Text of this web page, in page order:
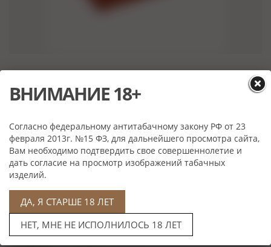
Цена: 43 500 руб
Артикул: H03-Piuma
Характеристики
Вместимость: 40 сигар
Производитель: GENTILI, Италия
ВНИМАНИЕ 18+
Согласно федеральному антитабачному закону РФ от 23
февраля 2013г. №15 ФЗ, для дальнейшего просмотра сайта,
Вам необходимо подтвердить свое совершеннолетие и
дать согласие на просмотр изображений табачных
изделий.
ДА, Я СТАРШЕ 18 ЛЕТ
НЕТ, МНЕ НЕ ИСПОЛНИЛОСЬ 18 ЛЕТ